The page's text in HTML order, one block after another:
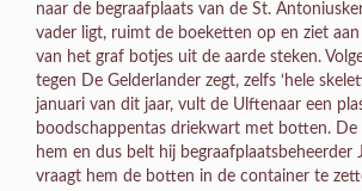
naar de begraafplaats van de St.
vader ligt, ruimt de boeketten op en ziet
van het graf botjes uit de aarde steken.
tegen De Gelderlander zegt, zelfs ‘hele
januari van dit jaar, vult de Ulftenaar een
boodschappentas driekwart met botten.
hem en dus belt hij begraafplaatsbeheerder
vraagt hem de botten in de container te